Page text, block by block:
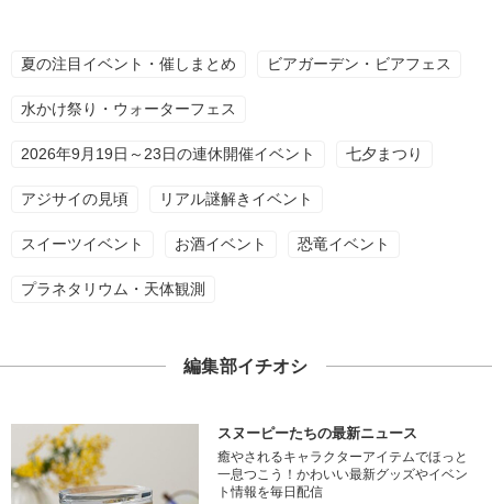
夏の注目イベント・催しまとめ ビアガーデン・ビアフェス
水かけ祭り・ウォーターフェス
2026年9月19日～23日の連休開催イベント 七夕まつり
アジサイの見頃 リアル謎解きイベント
スイーツイベント お酒イベント 恐竜イベント
プラネタリウム・天体観測
編集部イチオシ
スヌーピーたちの最新ニュース
癒やされるキャラクターアイテムでほっと
一息つこう！かわいい最新グッズやイベン
ト情報を毎日配信